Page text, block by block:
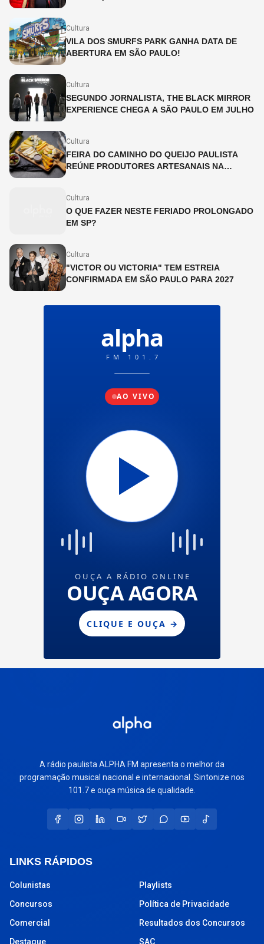
Cultura
VILA DOS SMURFS PARK GANHA DATA DE
ABERTURA EM SÃO PAULO!
Cultura
SEGUNDO JORNALISTA, THE BLACK MIRROR
EXPERIENCE CHEGA A SÃO PAULO EM JULHO
Cultura
FEIRA DO CAMINHO DO QUEIJO PAULISTA
REÚNE PRODUTORES ARTESANAIS NA
Cultura
O QUE FAZER NESTE FERIADO PROLONGADO
EM SP?
Cultura
"VICTOR OU VICTORIA" TEM ESTREIA
CONFIRMADA EM SÃO PAULO PARA 2027
A rádio paulista ALPHA FM apresenta o melhor da
programação musical nacional e internacional. Sintonize nos
101.7 e ouça música de qualidade.
LINKS RÁPIDOS
Colunistas
Concursos
Comercial
Destaque
Playlists
Política de Privacidade
Resultados dos Concursos
SAC